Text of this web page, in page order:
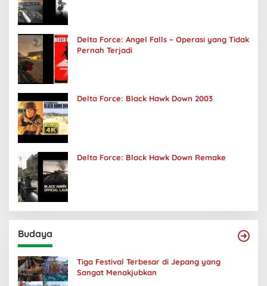
Delta Force: Angel Falls – Operasi yang Tidak
Pernah Terjadi
Delta Force: Black Hawk Down 2003
Delta Force: Black Hawk Down Remake
Budaya
Tiga Festival Terbesar di Jepang yang
Sangat Menakjubkan